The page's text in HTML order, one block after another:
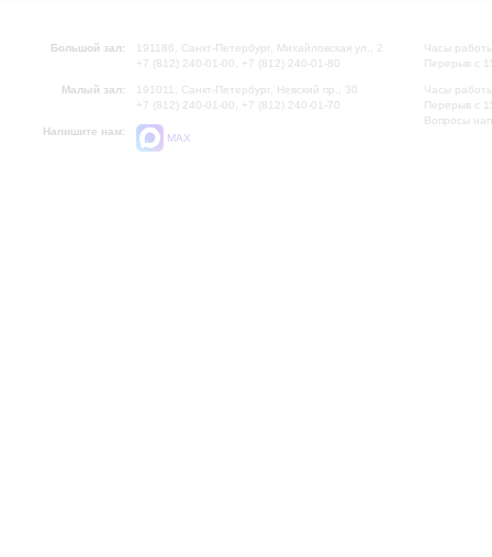
Большой зал:
191186, Санкт-Петербург, Михайловская ул., 2
+7 (812) 240-01-00, +7 (812) 240-01-80
Малый зал:
191011, Санкт-Петербург, Невский пр., 30
+7 (812) 240-01-00, +7 (812) 240-01-70
Напишите нам:
MAX
Часы
Перерыв с
Часы
Перерыв с
Вопросы